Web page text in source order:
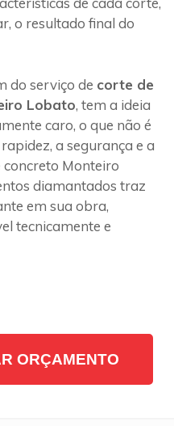
o resultado final do
do serviço de corte de
Lobato, tem a ideia
caro, o que não é
a segurança e a
concreto Monteiro
diamantados traz
em sua obra,
tecnicamente e
ORÇAMENTO